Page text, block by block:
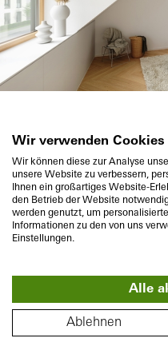
PIANTA DEL PIANO
Wir verwenden Cookies
Wir können diese zur Analyse
unsere Website zu verbessern,
Ihnen ein großartiges Website-
den Betrieb der Website
werden genutzt, um
Informationen zu den von uns
Einstellungen.
Alle
Ablehnen